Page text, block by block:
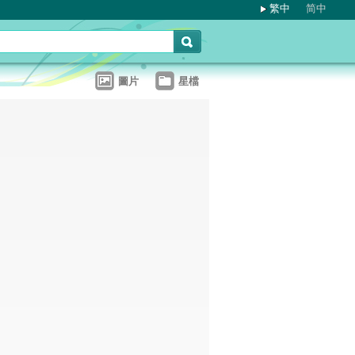
繁中 简中
圖片 星檔